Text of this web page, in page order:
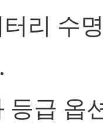
리 수
등급 옵